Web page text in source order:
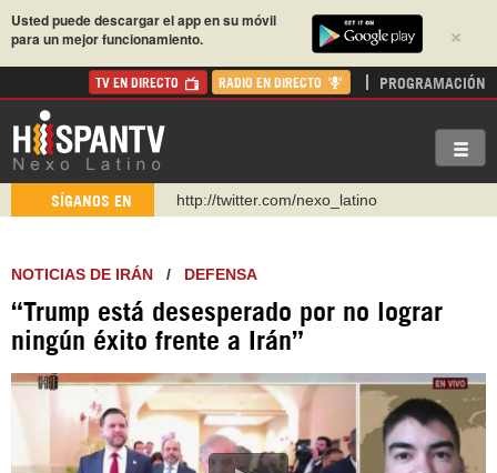
×
Usted puede descargar el app en su móvil
para un mejor funcionamiento.
TV EN DIRECTO RADIO EN DIRECTO PROGRAMACIÓN
SÍGANOS EN
http://twitter.com/nexo_latino
https://urmedium.com/c/hispantv
WhatsApp y Viber: +98 921 79 29 404
Instagram como: hispan_tv
https://www.youtube.com/@nexo_latino
NOTICIAS DE IRÁN / DEFENSA
“Trump está desesperado por no lograr
ningún éxito frente a Irán”